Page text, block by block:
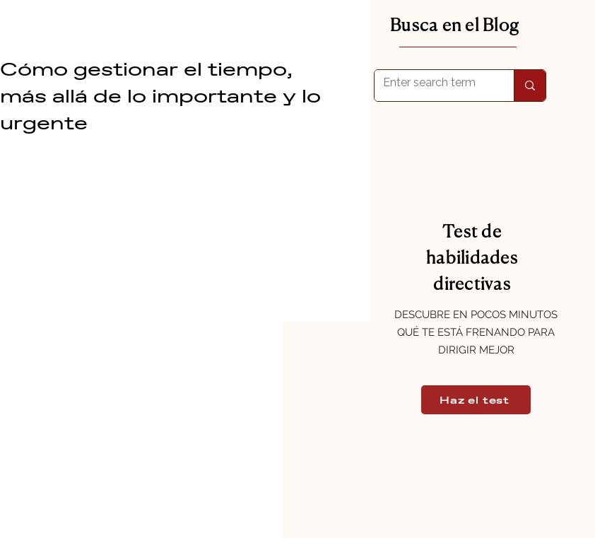
Busca en el Blog
Test de
habilidades
directivas
DESCUBRE EN POCOS MINUTOS
QUÉ TE ESTÁ FRENANDO PARA
DIRIGIR MEJOR
Haz el test
Cómo gestionar el tiempo,
más allá de lo importante y lo
urgente